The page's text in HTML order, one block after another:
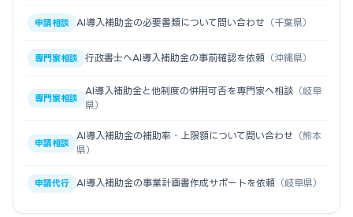
申請相談 AI導入補助金の必要書類について問い合わせ （千葉県）
専門家相談 行政書士へAI導入補助金の事前確認を依頼 （沖縄県）
専門家相談
AI導入補助金と他制度の併用可否を専門家へ相談 （岐阜
県）
申請相談
AI導入補助金の補助率・上限額について問い合わせ （熊本
県）
申請代行 AI導入補助金の事業計画書作成サポートを依頼 （岐阜県）